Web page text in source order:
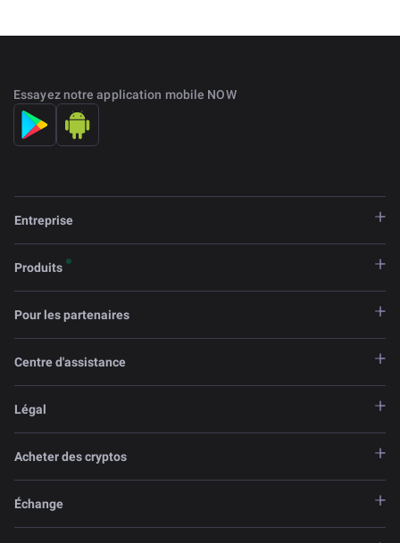
Essayez notre application mobile NOW
Entreprise
Produits
Pour les partenaires
Centre d'assistance
Légal
Acheter des cryptos
Échange